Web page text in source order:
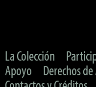
La Colección
Apoyo
Derechos